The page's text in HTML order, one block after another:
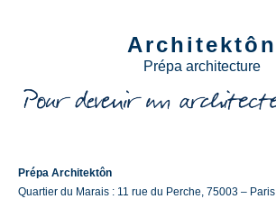
Architektôn
Prépa architecture
Prépa Architektôn
Quartier du Marais : 11 rue du Perche, 75003 – Paris